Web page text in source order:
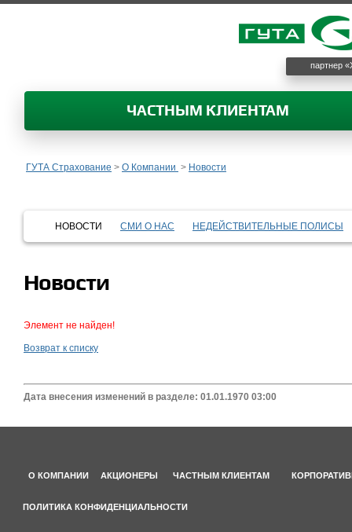
партнер
ЧАСТНЫМ КЛИЕНТАМ
ГУТА Страхование > О Компании > Новости
НОВОСТИ СМИ О НАС НЕДЕЙСТВИТЕЛЬНЫЕ ПОЛИСЫ
Новости
Элемент не найден!
Возврат к списку
Дата внесения изменений в разделе: 01.01.1970 03:00
О КОМПАНИИ АКЦИОНЕРЫ ЧАСТНЫМ КЛИЕНТАМ
ПОЛИТИКА КОНФИДЕНЦИАЛЬНОСТИ